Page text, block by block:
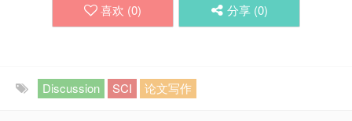
喜欢 (0) 分享 (0)
Discussion SCI 论文写作